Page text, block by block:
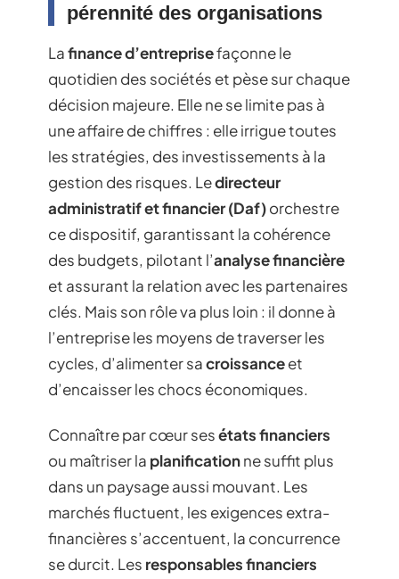
pérennité des organisations
Lafinance d’entreprisefaçonne le
quotidien des sociétés et pèse sur chaque
décision majeure. Elle ne se limite pas à
une affaire de chiffres : elle irrigue toutes
les stratégies, des investissements à la
gestion des risques. Ledirecteur
administratif et financier (Daf)orchestre
ce dispositif, garantissant la cohérence
des budgets, pilotant l’analyse financière
et assurant la relation avec les partenaires
clés. Mais son rôle va plus loin : il donne à
l’entreprise les moyens de traverser les
cycles, d’alimenter sacroissanceet
d’encaisser les chocs économiques.
Connaître par cœur sesétats financiers
ou maîtriser la planificationne suffit plus
dans un paysage aussi mouvant. Les
marchés fluctuent, les exigences extra-
financières s’accentuent, la concurrence
se durcit. Les responsables financiers